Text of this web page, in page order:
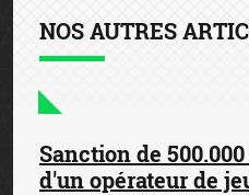
NOS AUTRES
Sanction de
d'un opérateur de